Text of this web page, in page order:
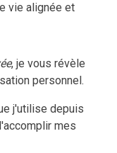
vie alignée et
, je vous révèle
personnel.
j'utilise depuis
mes